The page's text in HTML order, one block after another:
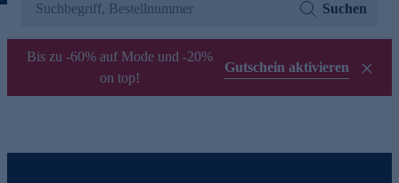
Suchen
Bis zu -60% auf Mode und -20%
on top!
Gutschein aktivieren